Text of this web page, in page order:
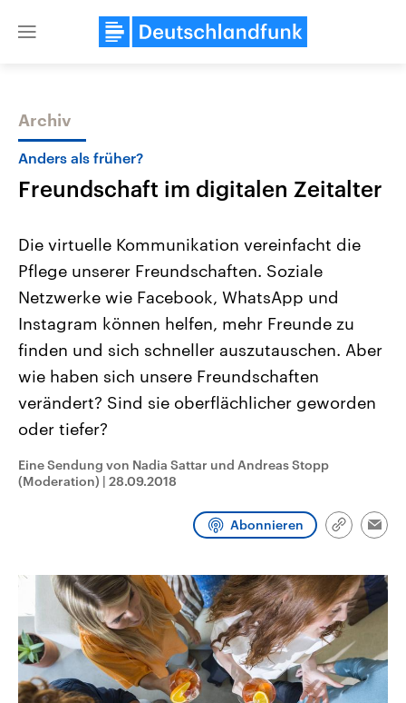
Close
Themen
Landtagswahl Sachsen-Anhalt
2026
Alle Informationen
Sachsen-Anhalt wählt am 6.
September 2026 einen neuen
Bundesland von einer Koalition aus
Umfragen, Prognosen,
und Hintergründe zu den Parteien
und Kandidaten der anstehenden
Wahl.
USA
Aktuelle Beiträge,
Hintergründe
Wirtschaftlich und
gehören die Vereinigten
mit großem Einfluss auf
Sendungen Programm Podcasts
Archiv
Anders als früher?
Freundschaft im digitalen Zeitalter
Die virtuelle Kommunikation vereinfacht die
Pflege unserer Freundschaften. Soziale
Netzwerke wie Facebook, WhatsApp und
Instagram können helfen, mehr Freunde zu
finden und sich schneller auszutauschen. Aber
wie haben sich unsere Freundschaften
verändert? Sind sie oberflächlicher geworden
oder tiefer?
Eine Sendung von Nadia Sattar und Andreas Stopp
(Moderation) | 28.09.2018
Abonnieren
Link